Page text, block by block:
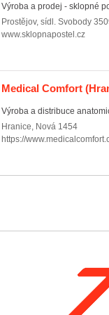
Výroba a prodej - sklopné
Prostějov, sídl. Svobody
www.sklopnapostel.cz
Medical Comfort
Výroba a distribuce
Hranice, Nová 1454
https://